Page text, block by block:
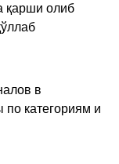
қарши олиб
в
по категориям и